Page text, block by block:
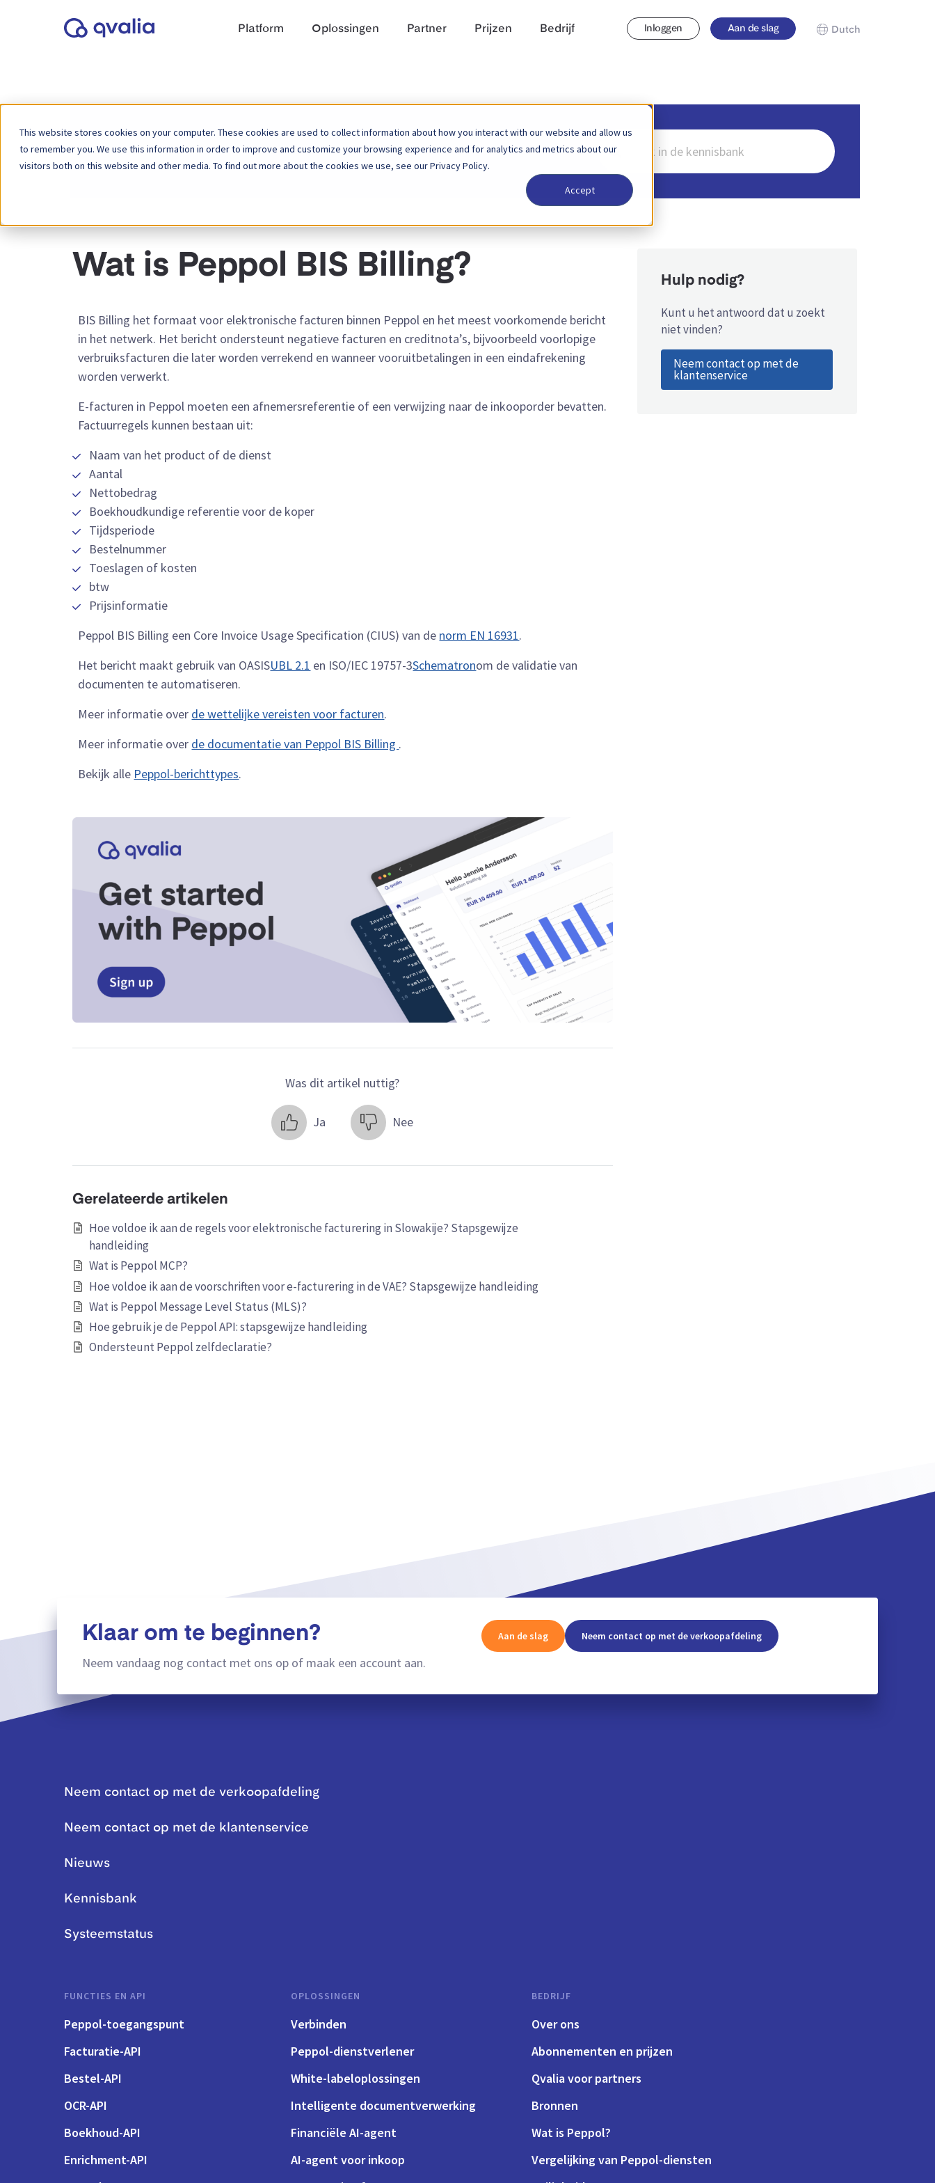
This website stores cookies on your computer. These cookies are used to collect information about how you interact with our website and allow us
to remember you. We use this information in order to improve and customize your browsing experience and for analytics and metrics about our
visitors both on this website and other media. To find out more about the cookies we use, see our Privacy Policy.
Accept
Platform Oplossingen Partner Prijzen Bedrijf Inloggen Aan de slag Dutch
Zoeken
naar
Home Kennisbank Peppol
Wat is Peppol BIS Billing?
BIS Billing het formaat voor elektronische facturen binnen Peppol en het meest voorkomende bericht
in het netwerk. Het bericht ondersteunt negatieve facturen en creditnota’s, bijvoorbeeld voorlopige
verbruiksfacturen die later worden verrekend en wanneer vooruitbetalingen in een eindafrekening
worden verwerkt.
E-facturen in Peppol moeten een afnemersreferentie of een verwijzing naar de inkooporder bevatten.
Factuurregels kunnen bestaan uit:
Naam van het product of de dienst
Aantal
Nettobedrag
Boekhoudkundige referentie voor de koper
Tijdsperiode
Bestelnummer
Toeslagen of kosten
btw
Prijsinformatie
Peppol BIS Billing een Core Invoice Usage Specification (CIUS) van de norm EN 16931.
Het bericht maakt gebruik van OASISUBL 2.1 en ISO/IEC 19757-3Schematronom de validatie van
documenten te automatiseren.
Meer informatie over de wettelijke vereisten voor facturen.
Meer informatie over de documentatie van Peppol BIS Billing .
Bekijk alle Peppol-berichttypes.
Was dit artikel nuttig?
Ja Nee
Gerelateerde artikelen
Hoe voldoe ik aan de regels voor elektronische facturering in Slowakije? Stapsgewijze
handleiding
Wat is Peppol MCP?
Hoe voldoe ik aan de voorschriften voor e-facturering in de VAE? Stapsgewijze handleiding
Wat is Peppol Message Level Status (MLS)?
Hoe gebruik je de Peppol API: stapsgewijze handleiding
Ondersteunt Peppol zelfdeclaratie?
Hulp nodig?
Kunt u het antwoord dat u zoekt
niet vinden?
Neem contact op met de
klantenservice
Klaar om te beginnen?
Neem vandaag nog contact met ons op of maak een account aan.
Aan de slag Neem contact op met de verkoopafdeling
Neem contact op met de verkoopafdeling
Neem contact op met de klantenservice
Nieuws
Kennisbank
Systeemstatus
FUNCTIES EN API
Peppol-toegangspunt
Facturatie-API
Bestel-API
OCR-API
Boekhoud-API
Enrichment-API
OPLOSSINGEN
Verbinden
Peppol-dienstverlener
White-labeloplossingen
Intelligente documentverwerking
Financiële AI-agent
AI-agent voor inkoop
BEDRIJF
Over ons
Abonnementen en prijzen
Qvalia voor partners
Bronnen
Wat is Peppol?
Vergelijking van Peppol-diensten